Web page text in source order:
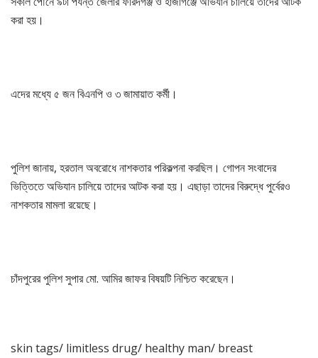
করা হয়।
এদের মধ্যে ৫ জন বিএনপি ও ৩ জামায়াত কর্মী।
পুলিশ জানায়, হরতাল অবরোধে নাশকতার পরিকল্পনা করছিল। গোপন সংবাদের
ভিত্তিতে অভিযান চালিয়ে তাদের আটক করা হয়। এছাড়া তাদের বিরুদ্ধে পুর্বেরও
নাশকতার মামলা রয়েছে।
চাঁদপুরের পুলিশ সুপার মো. আমির জাফর বিষয়টি নিশ্চিত করেছেন।
skin tags/ limitless drug/ healthy man/ breast